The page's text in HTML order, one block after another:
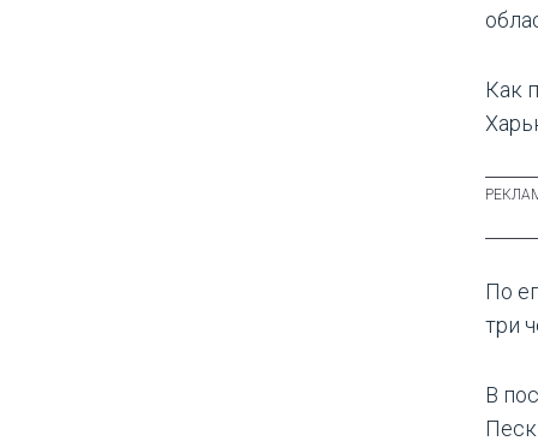
Как
По
три
В